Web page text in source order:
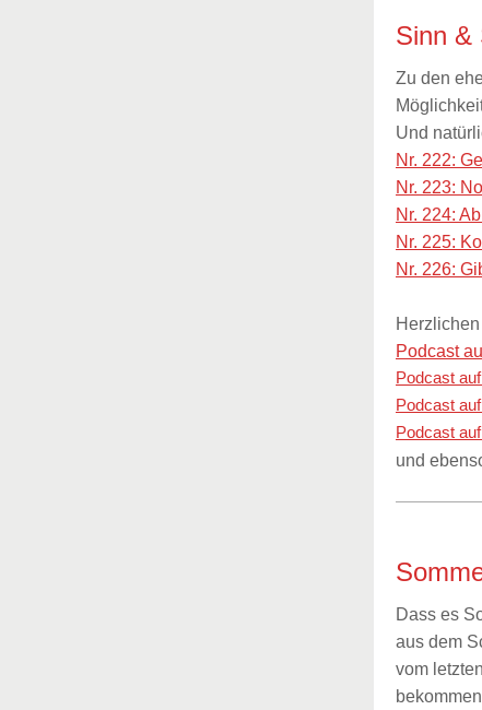
Sinn &
Zu den
Und
Nr. 222:
Nr. 223:
Nr. 224:
Nr. 225:
Nr. 226:
Podcast
Podcast
Podcast
Podcast
und
Dass es
aus dem
vom